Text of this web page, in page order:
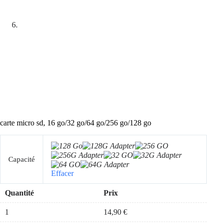
carte micro sd, 16 go/32 go/64 go/256 go/128 go
Capacité
Effacer
Quantité Prix
1 14,90 €